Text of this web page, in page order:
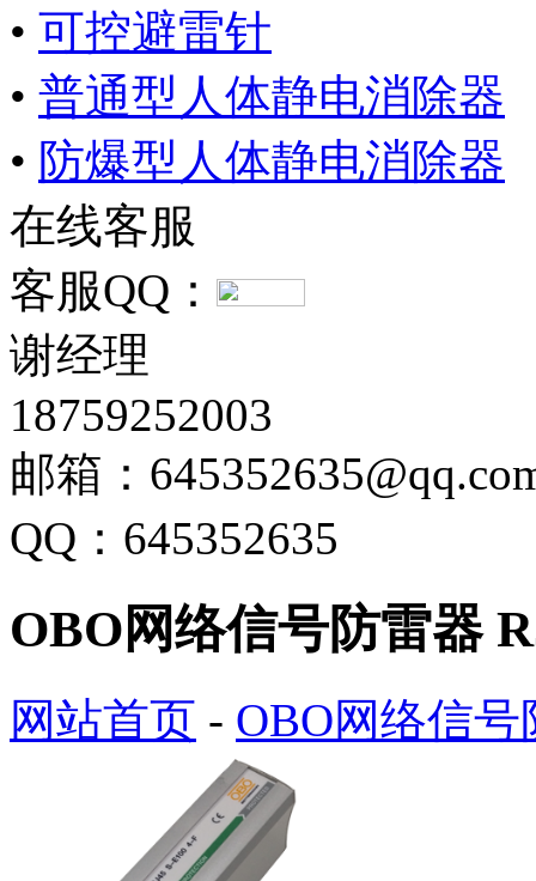
• 可控避雷针
• 普通型人体静电消除器
• 防爆型人体静电消除器
在线客服
客服QQ：
谢经理
18759252003
邮箱：
QQ：645352635
OBO网络信号防雷器
网站首页 - OBO网络信号